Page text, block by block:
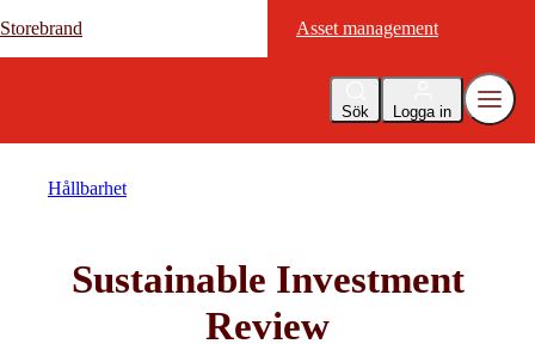
Storebrand Asset management
Sök Logga in
Storebrand Asset management
Hållbarhet
Sustainable Investment
Review